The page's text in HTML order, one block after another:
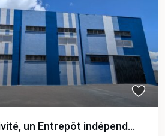
un Entrepôt indépend...